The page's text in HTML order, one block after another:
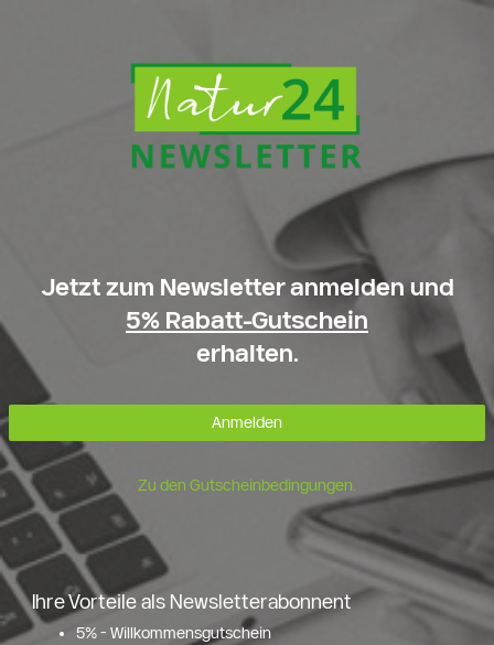
Jetzt zum Newsletter anmelden und
5% Rabatt-Gutschein
erhalten.
Anmelden
Zu den Gutscheinbedingungen.
Ihre Vorteile als Newsletterabonnent
5% - Willkommensgutschein